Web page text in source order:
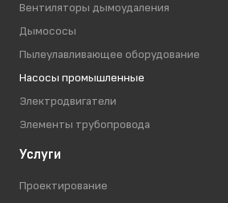
Вентиляторы дымоудаления
Дымососы
Пылеулавливающее оборудование
Насосы промышленные
Электродвигатели
Элементы трубопровода
Услуги
Проектирование